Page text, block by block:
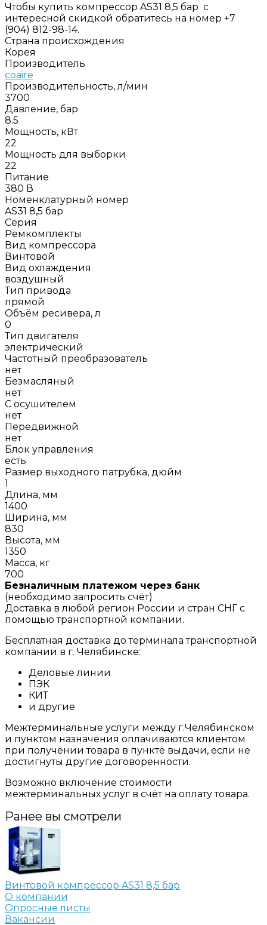
Чтобы купить компрессор AS31 8,5 бар с
интересной скидкой обратитесь на номер +7
(904) 812-98-14.
Страна происхождения
Корея
Производитель
coaire
Производительность, л/мин
3700
Давление, бар
8.5
Мощность, кВт
22
Мощность для выборки
22
Питание
380 В
Номенклатурный номер
AS31 8,5 бар
Серия
Ремкомплекты
Вид компрессора
Винтовой
Вид охлаждения
воздушный
Тип привода
прямой
Объём ресивера, л
0
Тип двигателя
электрический
Частотный преобразователь
нет
Безмасляный
нет
С осушителем
нет
Передвижной
нет
Блок управления
есть
Размер выходного патрубка, дюйм
1
Длина, мм
1400
Ширина, мм
830
Высота, мм
1350
Масса, кг
700
Безналичным платежом через банк
(необходимо запросить счёт)
Доставка в любой регион России и стран СНГ с
помощью транспортной компании.
Бесплатная доставка до терминала транспортной
компании в г. Челябинске:
Деловые линии
ПЭК
КИТ
и другие
Межтерминальные услуги между г.Челябинском
и пунктом назначения оплачиваются клиентом
при получении товара в пункте выдачи, если не
достигнуты другие договоренности.
Возможно включение стоимости
межтерминальных услуг в счёт на оплату товара.
Ранее вы смотрели
Винтовой компрессор AS31 8,5 бар
О компании
Опросные листы
Вакансии